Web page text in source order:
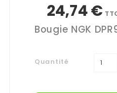
24,74 €
Bougie NGK
Quantité